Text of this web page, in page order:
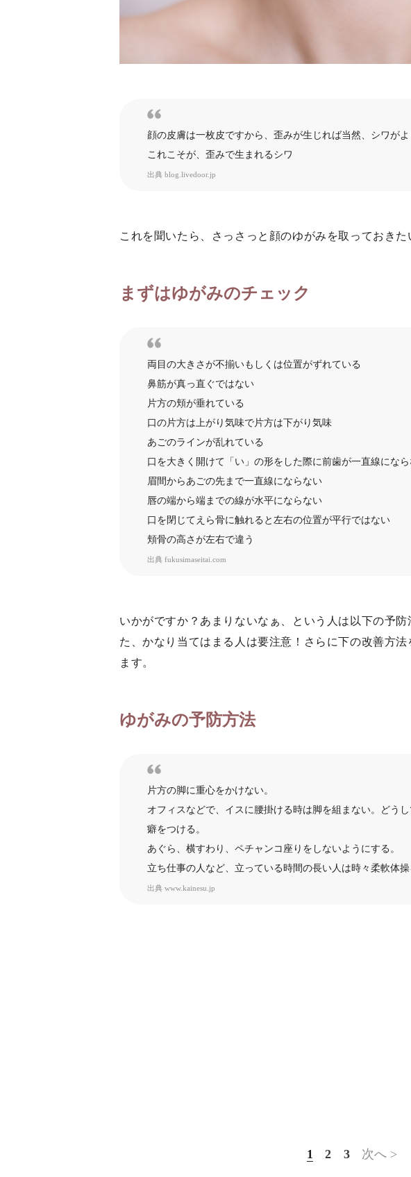
顔の皮膚は一枚皮ですから、歪みが生じれば当然、シワがよ
これこそが、歪みで生まれるシワ
出典 blog.livedoor.jp
これを聞いたら、さっさっと顔のゆがみを取っておきた
まずはゆがみのチェック
両目の大きさが不揃いもしくは位置がずれている
鼻筋が真っ直ぐではない
片方の頬が垂れている
口の片方は上がり気味で片方は下がり気味
あごのラインが乱れている
口を大きく開けて「い」の形をした際に前歯が一直線にな
眉間からあごの先まで一直線にならない
唇の端から端までの線が水平にならない
口を閉じてえら骨に触れると左右の位置が平行ではない
頬骨の高さが左右で違う
出典 fukusimaseitai.com
いかがですか？あまりないなぁ、という人は以下の予
た、かなり当てはまる人は要注意！さらに下の改善方
ます。
ゆがみの予防方法
片方の脚に重心をかけない。
オフィスなどで、イスに腰掛ける時は脚を組まない。どう
癖をつける。
あぐら、横すわり、ペチャンコ座りをしないようにする。
立ち仕事の人など、立っている時間の長い人は時々柔軟体操
出典 www.kainesu.jp
1 2 3 次へ >